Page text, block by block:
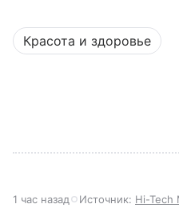
Красота и здоровье
1 час назад Источник: Hi-Tech